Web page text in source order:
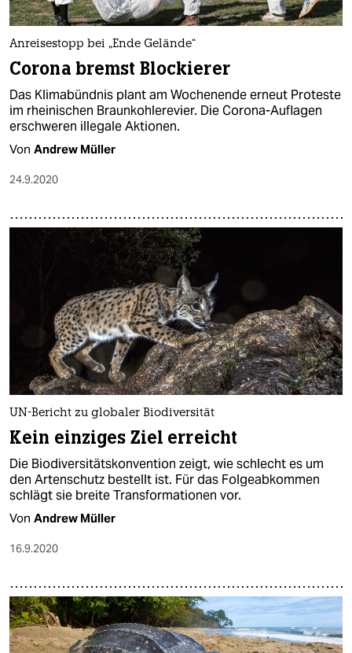
Anreisestopp bei „Ende Gelände“
Corona bremst Blockierer
Das Klimabündnis plant am Wochenende erneut Proteste
im rheinischen Braunkohlerevier. Die Corona-Auflagen
erschweren illegale Aktionen.
Von Andrew Müller
24.9.2020
UN-Bericht zu globaler Biodiversität
Kein einziges Ziel erreicht
Die Biodiversitätskonvention zeigt, wie schlecht es um
den Artenschutz bestellt ist. Für das Folgeabkommen
schlägt sie breite Transformationen vor.
Von Andrew Müller
16.9.2020